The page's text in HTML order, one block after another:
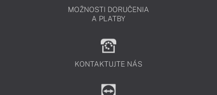
MOŽNOSTI DORUČENIA
A PLATBY
KONTAKTUJTE NÁS